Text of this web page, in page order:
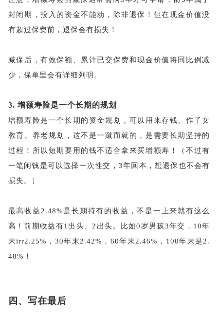
封闭期，投入的资金不能动，除非退保！但在现金价值没
有超过保费前，退保会有损失！
减保后，有效保额、累计已交保费和现金价值将同比例减
少，保单里会有详细列明。
3. 增额寿险是一个长期的规划
增额寿险是一个长期的资金规划，可以用来存钱、作子女
教育、养老规划，这不是一蹴而就的，是需要长期坚持的
过程！所以短期要用的钱不适合拿来买增额寿！（不过有
一笔闲钱是可以选择一次性交， 3年回本，想退保也不会有
损失。）
最高收益 2.48%是长期持有的收益，不是一上来就有这么
高！前期收益有1出头、2出头。比如0岁男孩3年交，10年
末irr2.25%，30年末2.42%，60年末2.46%，100年末是2.
48%！
四、 写在最后